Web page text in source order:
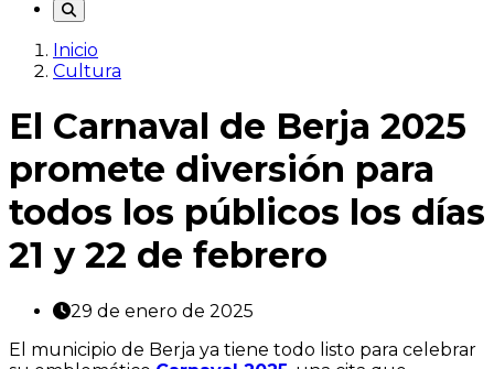
Inicio
Cultura
El Carnaval de Berja 2025
promete diversión para
todos los públicos los días
21 y 22 de febrero
29 de enero de 2025
El municipio de Berja ya tiene todo listo para celebrar